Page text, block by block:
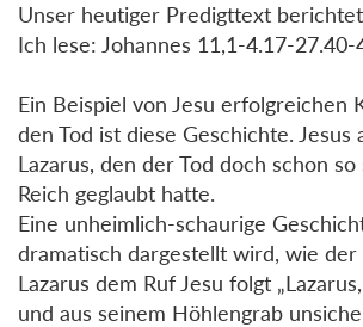
Unser heutiger Predigttext
Ich lese: Johannes 11,1-4.17-27.40-
Ein Beispiel von Jesu erfolgreichen
den Tod ist diese Geschichte.
Lazarus, den der Tod doch schon
Reich geglaubt hatte.
Eine unheimlich-schaurige
dramatisch dargestellt wird, wie der
Lazarus dem Ruf Jesu folgt
und aus seinem Höhlengrab